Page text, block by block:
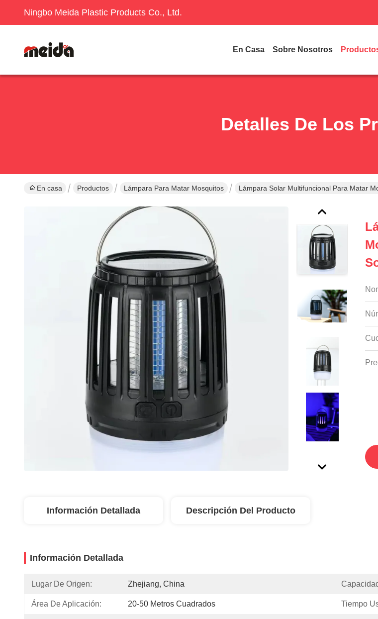
Ningbo Meida Plastic Products Co., Ltd.
En Casa Sobre Nosotros
Detalles De Los
En casa Productos Lámpara Para Matar Mosquitos Lámpara Solar Multifuncional Para Matar
Información Detallada Descripción Del Producto
Información Detallada
Lugar De Origen: Zhejiang, China
Área De Aplicación: 20-50 Metros Cuadrados Tiempo